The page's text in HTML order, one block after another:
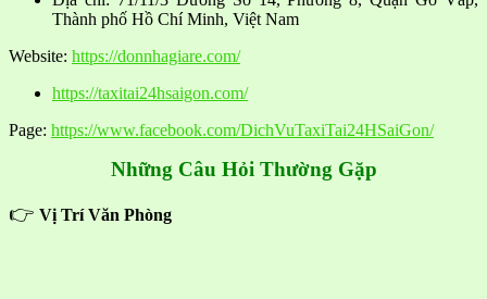
Thành phố Hồ Chí Minh, Việt Nam
Website: https://donnhagiare.com/
https://taxitai24hsaigon.com/
Page: https://www.facebook.com/DichVuTaxiTai24HSaiGon/
Những Câu Hỏi Thường Gặp
👉 Vị Trí Văn Phòng